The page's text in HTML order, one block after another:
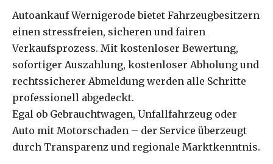
Autoankauf Wernigerode bietet Fahrzeugbesitzern
einen stressfreien, sicheren und fairen
Verkaufsprozess. Mit kostenloser Bewertung,
sofortiger Auszahlung, kostenloser Abholung und
rechtssicherer Abmeldung werden alle Schritte
professionell abgedeckt.
Egal ob Gebrauchtwagen, Unfallfahrzeug oder
Auto mit Motorschaden – der Service überzeugt
durch Transparenz und regionale Marktkenntnis.